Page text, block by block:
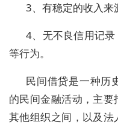
3、有稳定的收入来
4、无不良信用记
等行为。
民间借贷是一种历
的民间金融活动，主
其他组织之间，以及